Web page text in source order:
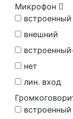
Микрофон
встроенный
внешний
нет
лин. вход
встроенный